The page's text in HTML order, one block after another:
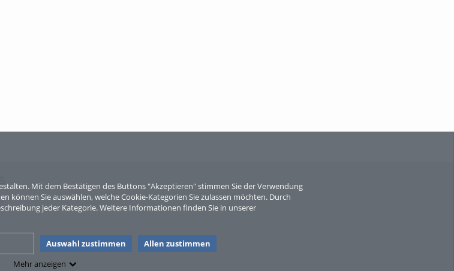
Mit dem Bestätigen des Buttons "Akzeptieren" stimmen Sie der Verwendung
können Sie auswählen, welche Cookie-Kategorien Sie zulassen möchten. Durch
jeder Kategorie. Weitere Informationen finden Sie in unserer
Auswahl zustimmen
Allen zustimmen
Mehr anzeigen
Sperber